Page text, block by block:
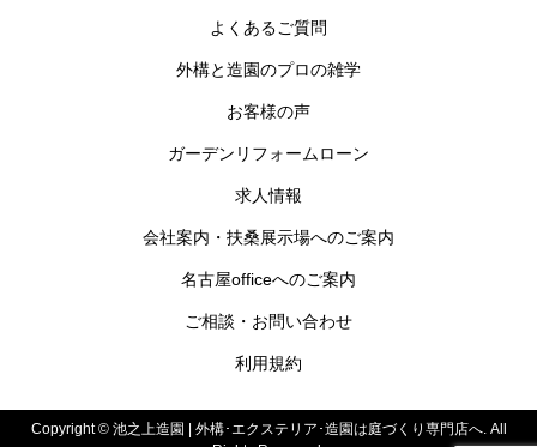
よくあるご質問
外構と造園のプロの雑学
お客様の声
ガーデンリフォームローン
求人情報
会社案内・扶桑展示場へのご案内
名古屋officeへのご案内
ご相談・お問い合わせ
利用規約
Copyright ©池之上造園 | 外構･エクステリア･造園は庭づくり専門店へ. All